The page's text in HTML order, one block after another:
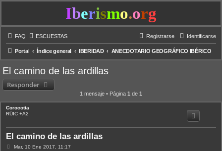
Iberismo.org
FAQ ESCUESTAS Identificarse
Registrarse
Portal Índice general IBERIDAD ANECDOTARIO GEOGRÁFICO IBÉRICO
El camino de las ardillas
Responder
1 mensaje • Página 1 de 1
Corocotta
RÜIC +A2
El camino de las ardillas
MMar, 10 Ene 2017, 11:17